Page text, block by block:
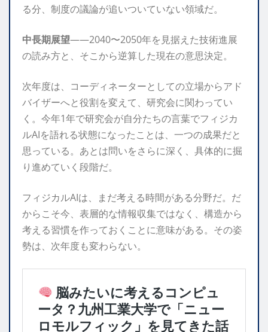
る分、制度の議論が追いついていない領域だ。
中長期展望——2040〜2050年を見据えた技術進展
の読み方と、そこから逆算した現在の意思決定。
次年度は、コーディネーターとしての立場からアド
バイザーへと役割を変えて、研究会に関わってい
く。今年1年で研究会が自分たちの言葉でフィジカ
ルAIを語れる状態になったことは、一つの成果だと
思っている。あとは問いをさらに深く、具体的に掘
り進めていく段階だ。
フィジカルAIは、まだ考える時間がある分野だ。だ
からこそ今、表層的な情報収集ではなく、構造から
考える習慣を作っておくことに意味がある。その姿
勢は、次年度も変わらない。